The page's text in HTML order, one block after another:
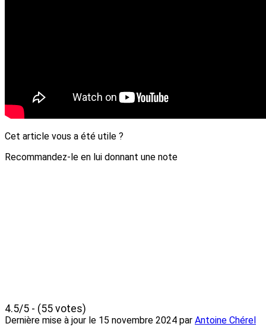
Cet article vous a été utile ?
Recommandez-le en lui donnant une note
4.5/5 - (55 votes)
Dernière mise à jour le 15 novembre 2024 par Antoine Chérel